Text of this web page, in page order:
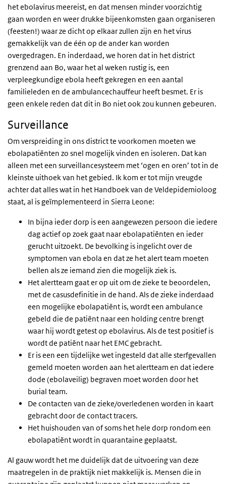
het ebolavirus meereist, en dat mensen minder voorzichtig
gaan worden en weer drukke bijeenkomsten gaan organiseren
(feesten!) waar ze dicht op elkaar zullen zijn en het virus
gemakkelijk van de één op de ander kan worden
overgedragen. En inderdaad, we horen dat in het district
grenzend aan Bo, waar het al weken rustig is, een
verpleegkundige ebola heeft gekregen en een aantal
familieleden en de ambulancechauffeur heeft besmet. Er is
geen enkele reden dat dit in Bo niet ook zou kunnen gebeuren.
Surveillance
Om verspreiding in ons district te voorkomen moeten we
ebolapatiënten zo snel mogelijk vinden en isoleren. Dat kan
alleen met een surveillancesysteem met ‘ogen en oren’ tot in de
kleinste uithoek van het gebied. Ik kom er tot mijn vreugde
achter dat alles wat in het Handboek van de Veldepidemioloog
staat, al is geïmplementeerd in Sierra Leone:
In bijna ieder dorp is een aangewezen persoon die iedere
dag actief op zoek gaat naar ebolapatiënten en ieder
gerucht uitzoekt. De bevolking is ingelicht over de
symptomen van ebola en dat ze hetalert team moeten
bellen als ze iemand zien die mogelijk ziek is.
Het alertteam gaat er op uit om de zieke te beoordelen,
met de casusdefinitie in de hand. Als de zieke inderdaad
een mogelijke ebolapatiënt is, wordt een ambulance
gebeld die de patiënt naar een holding centre brengt
waar hij wordt getest op ebolavirus. Als de test positief is
wordt de patiënt naar het EMC gebracht.
Er is een een tijdelijke wet ingesteld dat alle sterfgevallen
gemeld moeten worden aan het alertteam en dat iedere
dode (ebolaveilig) begraven moet worden door het
burial team.
De contacten van de zieke/overledenen worden in kaart
gebracht door de contact tracers.
Het huishouden van of soms het hele dorp rondom een
ebolapatiënt wordt in quarantaine geplaatst.
Al gauw wordt het me duidelijk dat de uitvoering van deze
maatregelen in de praktijk niet makkelijk is. Mensen die in